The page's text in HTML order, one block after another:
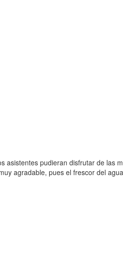
pudieran disfrutar de las
agradable, pues el frescor del